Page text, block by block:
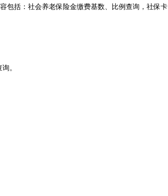
包括：社会养老保险金缴费基数、比例查询，社保卡
。